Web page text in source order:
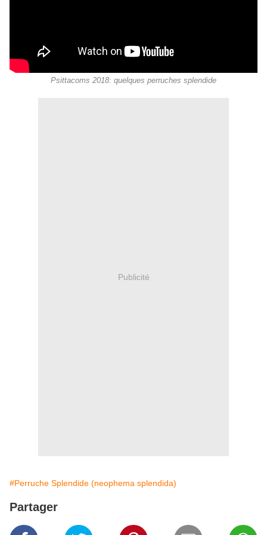
Psittacoms 2018: quelques perruches splendide
Publicité
#Perruche Splendide (neophema splendida)
Partager